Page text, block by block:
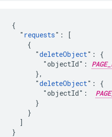
{
  "
requests": [
    {
      "
deleteObject": {
        "objectId":
      },
      "
deleteObject": {
        "objectId":
      }
    }
  ]
}